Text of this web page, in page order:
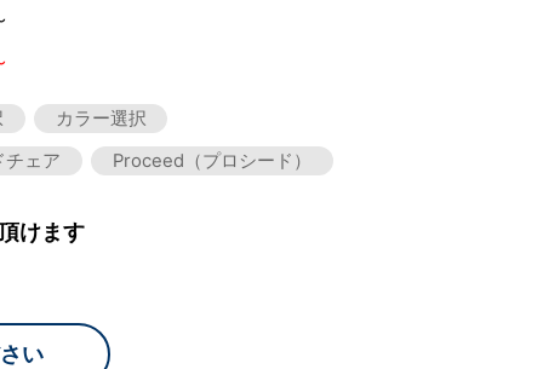
カラー選択
チェア
Proceed（プロシード）
けます
い